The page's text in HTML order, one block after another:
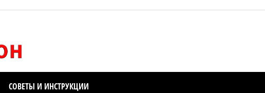
СОВЕТЫ И ИНСТРУКЦИИ